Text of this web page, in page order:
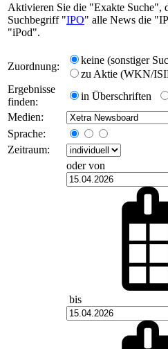
Aktivieren Sie die "Exakte Suche",
Suchbegriff "IPO" alle News die
"iPod".
Zuordnung:
keine (sonstiger
zu Aktie (WKN/
Ergebnisse
finden:
in Überschriften
Medien:
Sprache:
Zeitraum:
oder von
bis